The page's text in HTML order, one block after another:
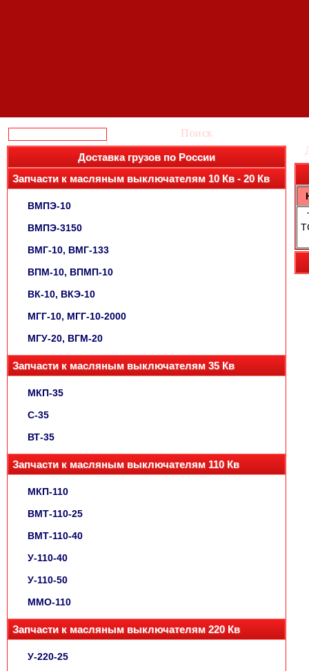
Поиск
Доставка грузов по России
Запчасти к масляным выключателям 10 Кв - 20 Кв
ВМПЭ-10
ВМПЭ-3150
ВМГ-10, ВМГ-133
ВПМ-10, ВПМП-10
ВК-10, ВКЭ-10
МГГ-10, МГГ-10-2000
МГУ-20, ВГМ-20
Запчасти к масляным выключателям 35 Кв
МКП-35
С-35
ВТ-35
Запчасти к масляным выключателям 110 Кв
МКП-110
ВМТ-110-25
ВМТ-110-40
У-110-40
У-110-50
ММО-110
Запчасти к масляным выключателям 220 Кв
У-220-25